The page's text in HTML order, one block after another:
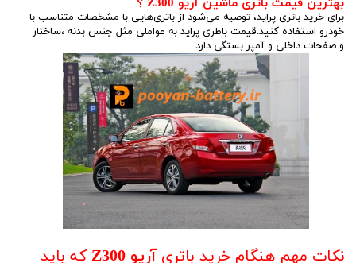
برای خرید باتری پراید، توصیه می‌شود از باتری‌هایی با مشخصات متناسب با
خودرو استفاده کنید.قیمت باطری پراید به عواملی مثل جنس بدنه ،ساختار
و صفحات داخلی و آمپر بستگی دارد
نکات مهم هنگام خرید باتری آریو Z300 که باید